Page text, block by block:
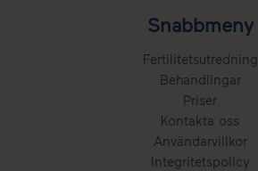
Snabbmeny
Fertilitetsutredning
Behandlingar
Priser
Kontakta oss
Användarvillkor
Integritetspolicy